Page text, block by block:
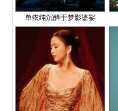
单依纯沉醉于梦影婆娑